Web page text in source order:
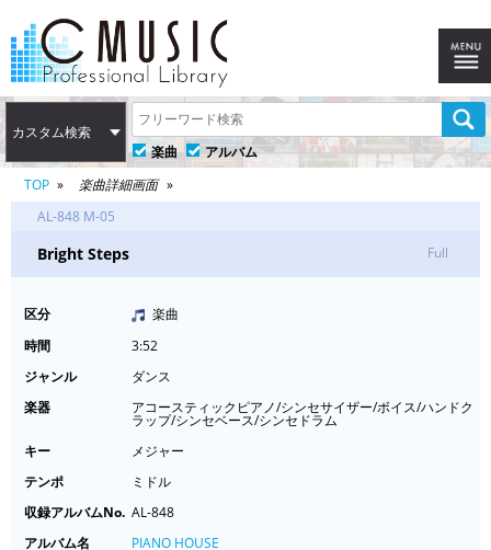
カスタム検索
楽曲
アルバム
TOP
楽曲詳細画面
AL-848 M-05
Bright Steps Full
区分
楽曲
時間
3:52
ジャンル
ダンス
楽器
アコースティックピアノ/シンセサイザー/ボイス/ハンドク
ラップ/シンセベース/シンセドラム
キー
メジャー
テンポ
ミドル
収録アルバムNo. AL-848
アルバム名
PIANO HOUSE